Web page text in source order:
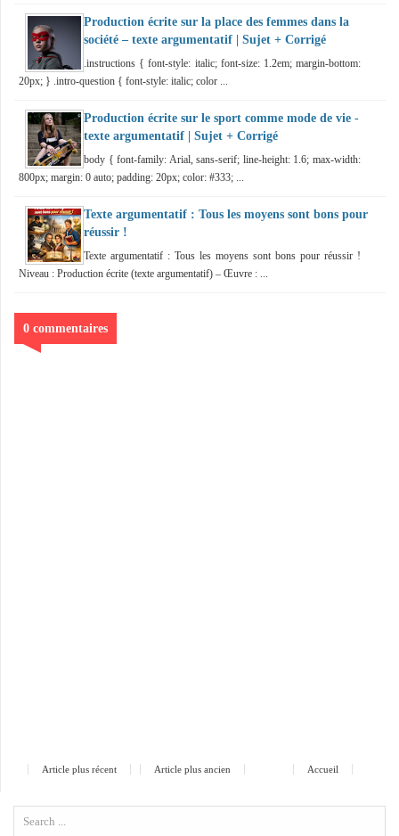
Production écrite sur la place des femmes dans la
société – texte argumentatif | Sujet + Corrigé
.instructions { font-style: italic; font-size: 1.2em; margin-bottom:
20px; } .intro-question { font-style: italic; color ...
Production écrite sur le sport comme mode de vie -
texte argumentatif | Sujet + Corrigé
body { font-family: Arial, sans-serif; line-height: 1.6; max-width:
800px; margin: 0 auto; padding: 20px; color: #333; ...
Texte argumentatif : Tous les moyens sont bons pour
réussir !
Texte argumentatif : Tous les moyens sont bons pour réussir !
Niveau : Production écrite (texte argumentatif) – Œuvre : ...
0 commentaires
Article plus récent Article plus ancien Accueil